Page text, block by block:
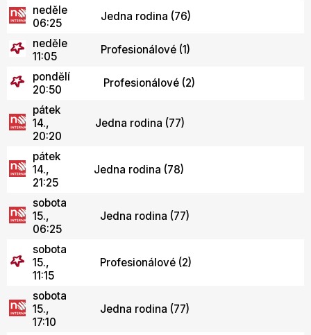
neděle
06:25
Jedna rodina (76)
neděle
11:05
Profesionálové (1)
pondělí
20:50
Profesionálové (2)
pátek
14.,
20:20
Jedna rodina (77)
pátek
14.,
21:25
Jedna rodina (78)
sobota
15.,
06:25
Jedna rodina (77)
sobota
15.,
11:15
Profesionálové (2)
sobota
15.,
17:10
Jedna rodina (77)